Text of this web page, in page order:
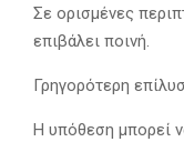
Σε ορισμένες
επιβάλει ποινή.
Γρηγορότερη
Η υπόθεση μπορεί